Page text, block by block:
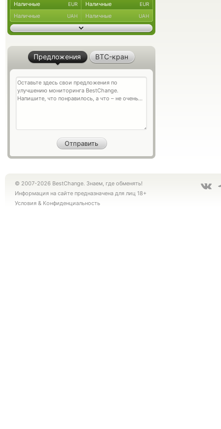
Наличные EUR Наличные EUR
Наличные UAH Наличные UAH
Предложения BTC-кран
© 2007-2026 BestChange. Знаем, где обменять!
Информация на сайте предназначена для лиц 18+
Условия & Конфиденциальность